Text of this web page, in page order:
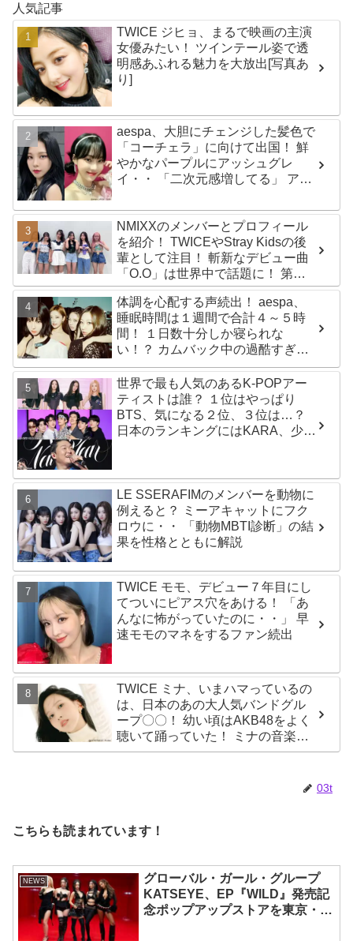
人気記事
TWICE ジヒョ、まるで映画の主演
女優みたい！ ツインテール姿で透
明感あふれる魅力を大放出[写真あ
り]
aespa、大胆にチェンジした髪色で
「コーチェラ」に向けて出国！ 鮮
やかなパープルにアッシュグレ
イ・・ 「二次元感増してる」 アバ
NMIXXのメンバーとプロフィール
を紹介！ TWICEやStray Kidsの後
輩として注目！ 斬新なデビュー曲
「O.O」は世界中で話題に！ 第４
世代を代表する美女ソリュンをは
じめ、全員ビジュアルメンバーと
いわれるその魅力をチェック
体調を心配する声続出！ aespa、
睡眠時間は１週間で合計４～５時
間！ １日数十分しか寝られな
い！？ カムバック中の過酷すぎる
スケジュールに衝撃
世界で最も人気のあるK-POPアー
ティストは誰？ １位はやっぱり
BTS、気になる２位、３位は…？
日本のランキングにはKARA、少女
LE SSERAFIMのメンバーを動物に
例えると？ ミーアキャットにフク
ロウに・・ 「動物MBTI診断」の結
果を性格とともに解説
TWICE モモ、デビュー７年目にし
てついにピアス穴をあける！ 「あ
んなに怖がっていたのに・・」 早
速モモのマネをするファン続出
TWICE ミナ、いまハマっているの
は、日本のあの大人気バンドグル
ープ〇〇！ 幼い頃はAKB48をよく
聴いて踊っていた！ ミナの音楽の
趣味が明らかに
03t
こちらも読まれています！
NEWS
グローバル・ガール・グループ
KATSEYE、EP『WILD』発売記
念ポップアップストアを東京・原